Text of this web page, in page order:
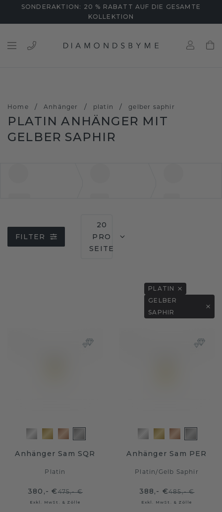
SONDERAKTION: 20 % RABATT AUF DIE GESAMTE
KOLLEKTION
Home / Anhänger / platin / gelber saphir
PLATIN ANHÄNGER MIT
GELBER SAPHIR
FILTER
20
PRO
SEITE
PLATIN
GELBER
SAPHIR
Anhänger Sam SQR
Platin
380,- €475,- €
Exkl. MwSt. & Zölle
Anhänger Sam PER
Platin/Gelb Saphir
388,- €485,- €
Exkl. MwSt. & Zölle